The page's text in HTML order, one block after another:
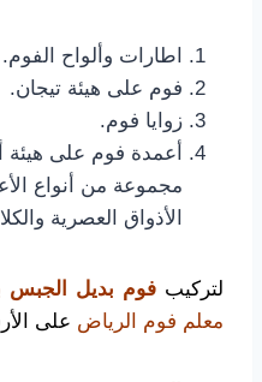
اطارات وألواح الفوم.
فوم على هيئة تيجان.
زوايا فوم.
أعمدة فوم على هيئة
مجموعة من أنواع
الأذواق العصرية
لتركيب فوم بديل الجبس
معلم فوم الرياض على